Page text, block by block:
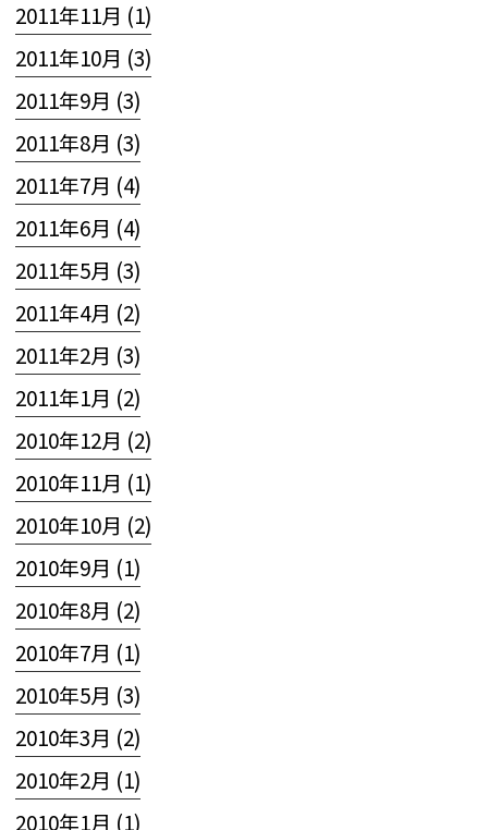
2011年11月 (1)
2011年10月 (3)
2011年9月 (3)
2011年8月 (3)
2011年7月 (4)
2011年6月 (4)
2011年5月 (3)
2011年4月 (2)
2011年2月 (3)
2011年1月 (2)
2010年12月 (2)
2010年11月 (1)
2010年10月 (2)
2010年9月 (1)
2010年8月 (2)
2010年7月 (1)
2010年5月 (3)
2010年3月 (2)
2010年2月 (1)
2010年1月 (1)